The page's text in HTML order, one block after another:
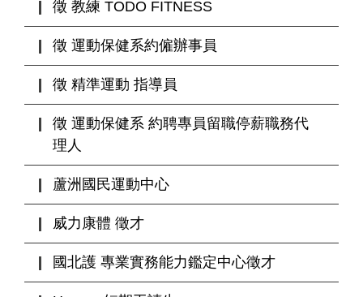
徵 教練 TODO FITNESS
徵 運動保健系約僱辦事員
徵 精準運動 指導員
徵 運動保健系 約聘專員留職停薪職務代
理人
蘆洲國民運動中心
威力康體 徵才
國北護 專業實務能力鑑定中心徵才